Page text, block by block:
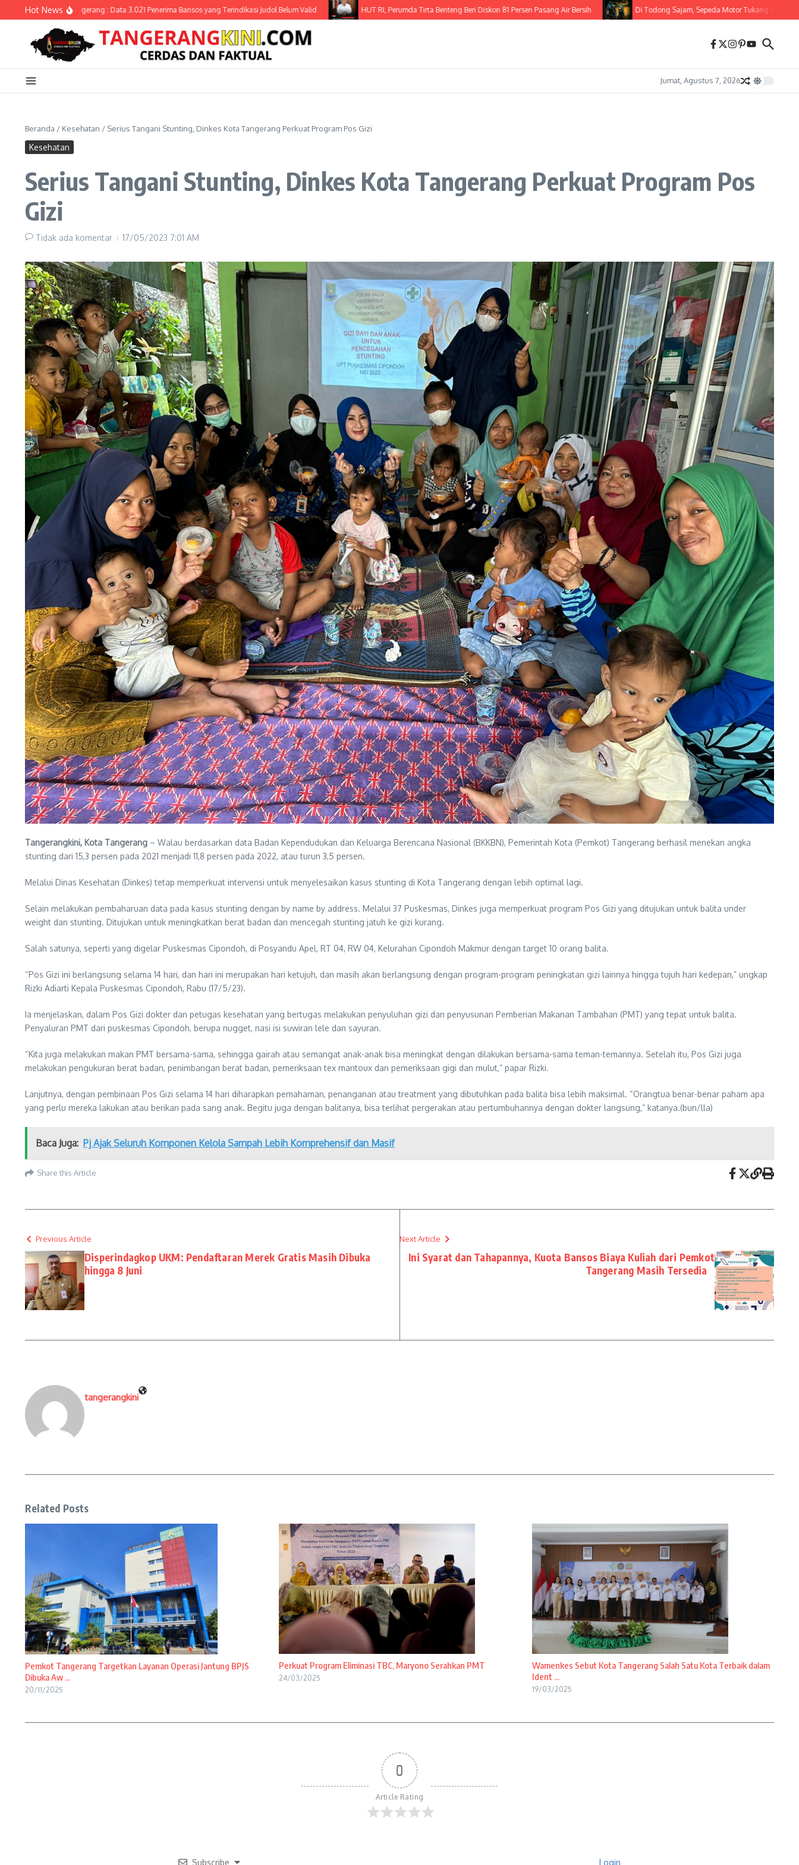
Lewati ke konten
Hot News
Kota Tangerang : Data 3.021 Penerima Bansos yang Terindikasi Judol Belum Valid HUT RI, Perumda Tirta Benteng Beri Diskon 81 Persen Pasang Air Bersih Di Todong Sajam, Sepeda Motor Tukang Pijat Raib
Jumat, Agustus 7, 2026
Beranda / Kesehatan / Serius Tangani Stunting, Dinkes Kota Tangerang Perkuat Program Pos Gizi
Kesehatan
Serius Tangani Stunting, Dinkes Kota Tangerang Perkuat Program Pos
Gizi
Tidak ada komentar 17/05/2023 7:01 AM
Tangerangkini, Kota Tangerang – Walau berdasarkan data Badan Kependudukan dan Keluarga Berencana Nasional (BKKBN), Pemerintah Kota (Pemkot) Tangerang berhasil menekan angka
stunting dari 15,3 persen pada 2021 menjadi 11,8 persen pada 2022, atau turun 3,5 persen.
Melalui Dinas Kesehatan (Dinkes) tetap memperkuat intervensi untuk menyelesaikan kasus stunting di Kota Tangerang dengan lebih optimal lagi.
Selain melakukan pembaharuan data pada kasus stunting dengan by name by address. Melalui 37 Puskesmas, Dinkes juga memperkuat program Pos Gizi yang ditujukan untuk balita under
weight dan stunting. Ditujukan untuk meningkatkan berat badan dan mencegah stunting jatuh ke gizi kurang.
Salah satunya, seperti yang digelar Puskesmas Cipondoh, di Posyandu Apel, RT 04, RW 04, Kelurahan Cipondoh Makmur dengan target 10 orang balita.
“Pos Gizi ini berlangsung selama 14 hari, dan hari ini merupakan hari ketujuh, dan masih akan berlangsung dengan program-program peningkatan gizi lainnya hingga tujuh hari kedepan,” ungkap
Rizki Adiarti Kepala Puskesmas Cipondoh, Rabu (17/5/23).
Ia menjelaskan, dalam Pos Gizi dokter dan petugas kesehatan yang bertugas melakukan penyuluhan gizi dan penyusunan Pemberian Makanan Tambahan (PMT) yang tepat untuk balita.
Penyaluran PMT dari puskesmas Cipondoh, berupa nugget, nasi isi suwiran lele dan sayuran.
“Kita juga melakukan makan PMT bersama-sama, sehingga gairah atau semangat anak-anak bisa meningkat dengan dilakukan bersama-sama teman-temannya. Setelah itu, Pos Gizi juga
melakukan pengukuran berat badan, penimbangan berat badan, pemeriksaan tex mantoux dan pemeriksaan gigi dan mulut,” papar Rizki.
Lanjutnya, dengan pembinaan Pos Gizi selama 14 hari diharapkan pemahaman, penanganan atau treatment yang dibutuhkan pada balita bisa lebih maksimal. “Orangtua benar-benar paham apa
yang perlu mereka lakukan atau berikan pada sang anak. Begitu juga dengan balitanya, bisa terlihat pergerakan atau pertumbuhannya dengan dokter langsung,” katanya.(bun/lla)
Baca Juga: Pj Ajak Seluruh Komponen Kelola Sampah Lebih Komprehensif dan Masif
Share this Article
Previous Article
Disperindagkop UKM: Pendaftaran Merek Gratis Masih Dibuka
hingga 8 Juni
Next Article
Ini Syarat dan Tahapannya, Kuota Bansos Biaya Kuliah dari Pemkot
Tangerang Masih Tersedia
tangerangkini
Related Posts
Pemkot Tangerang Targetkan Layanan Operasi Jantung BPJS
Dibuka Aw ...
20/11/2025
Perkuat Program Eliminasi TBC, Maryono Serahkan PMT
24/03/2025
Wamenkes Sebut Kota Tangerang Salah Satu Kota Terbaik dalam
Ident ...
19/03/2025
0
Article Rating
Subscribe Login